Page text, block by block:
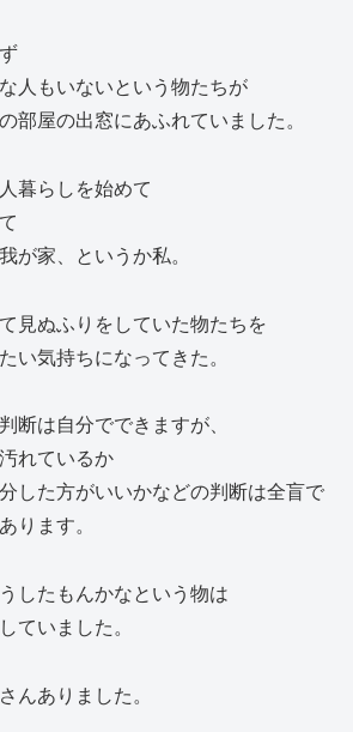
人もいないという物たちが
部屋の出窓にあふれていました。
暮らしを始めて
が家、というか私。
見ぬふりをしていた物たちを
い気持ちになってきた。
断は自分でできますが、
れているか
した方がいいかなどの判断は全盲で
ります。
したもんかなという物は
ていました。
んありました。